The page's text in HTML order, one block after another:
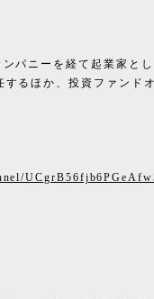
パニーを経て起業家と
るほか、投資ファンド